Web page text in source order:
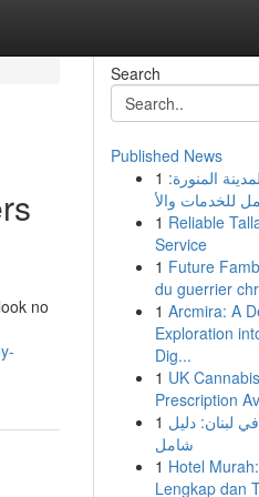
no
Search
Published News
1 المنورة:
1 Reliable
Service
1 Future
du guerrier
1 Arcmira: A
Exploration
Dig...
1 UK
Prescription
1 لبنان: دليل
شامل
1 Hotel
Lengkap dan